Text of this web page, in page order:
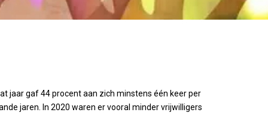
jaar gaf 44 procent aan zich minstens één keer per
jaren. In 2020 waren er vooral minder vrijwilligers